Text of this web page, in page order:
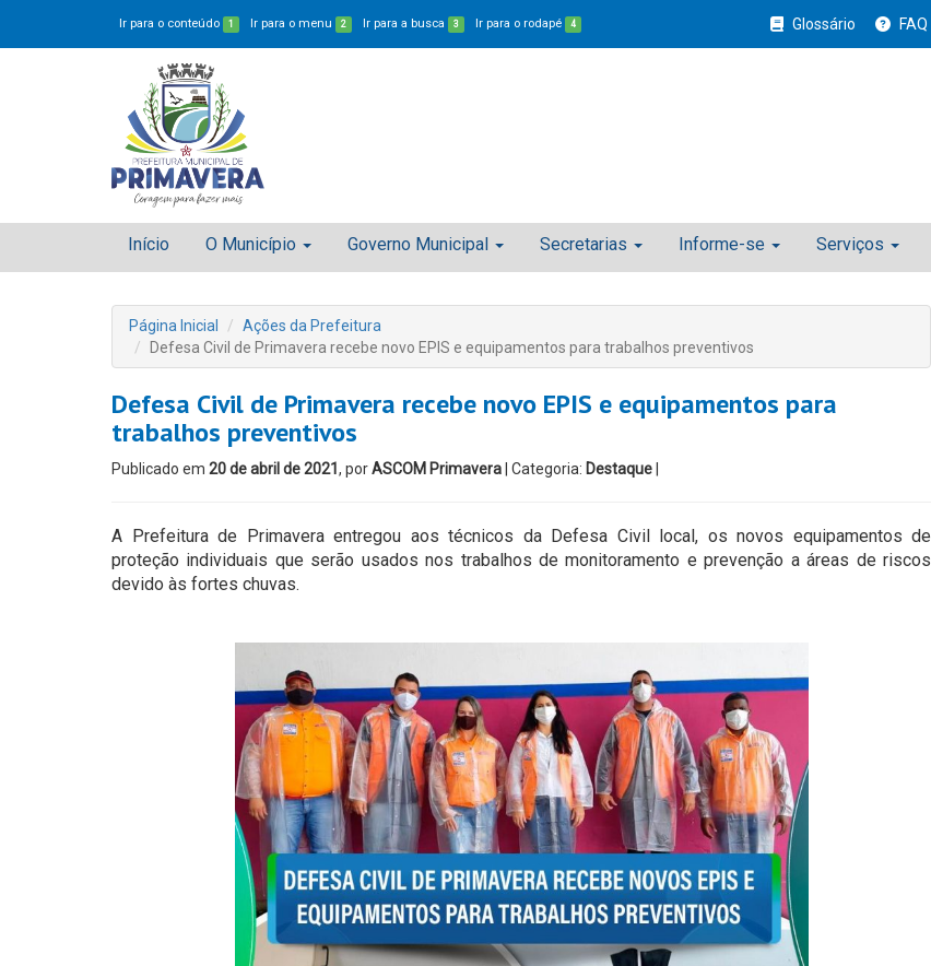
Ir para o conteúdo 1 Ir para o menu 2 Ir para a busca 3 Ir para o rodapé 4 Glossário FAQ
Início O Município Governo Municipal Secretarias Informe-se Serviços
Página Inicial
Ações da Prefeitura
Defesa Civil de Primavera recebe novo EPIS e equipamentos para trabalhos preventivos
Defesa Civil de Primavera recebe novo EPIS e equipamentos para
trabalhos preventivos
Publicado em 20 de abril de 2021 , porASCOM Primavera | Categoria: Destaque
A Prefeitura de Primavera entregou aos técnicos da Defesa Civil local, os novos equipamentos de
proteção individuais que serão usados nos trabalhos de monitoramento e prevenção a áreas de riscos
devido às fortes chuvas.